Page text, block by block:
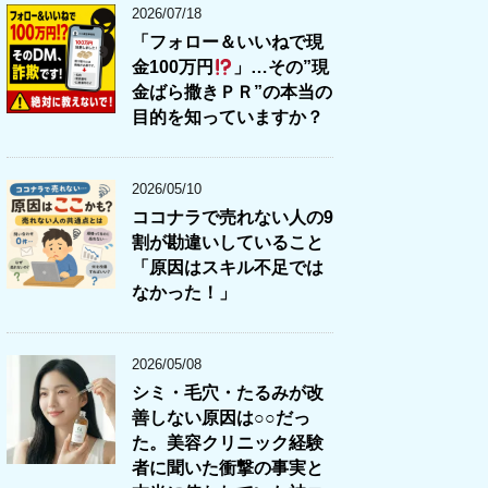
2026/07/18
「フォロー＆いいねで現
金100万円
」…その”現
金ばら撒きＰＲ”の本当の
目的を知っていますか？
2026/05/10
ココナラで売れない人の9
割が勘違いしていること
「原因はスキル不足では
なかった！」
2026/05/08
シミ・毛穴・たるみが改
善しない原因は○○だっ
た。美容クリニック経験
者に聞いた衝撃の事実と